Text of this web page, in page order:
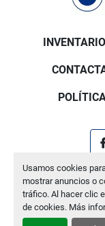
Usamos cookies
mostrar anuncios o
tráfico. Al hacer clic
de cookies. Más
INVENTARIO
Machinio